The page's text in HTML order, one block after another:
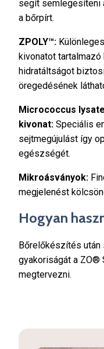
segít semlegesíteni
a bőrpírt.
ZPOLY™:
kivonatot
hidratáltságot
öregedésének
Micrococcus
kivonat: Speciális
sejtmegújulást így
egészségét.
Mikroásványok:
megjelenést
Hogyan
Bőrelőkészítés
gyakoriságát a ZO®
megtervezni.